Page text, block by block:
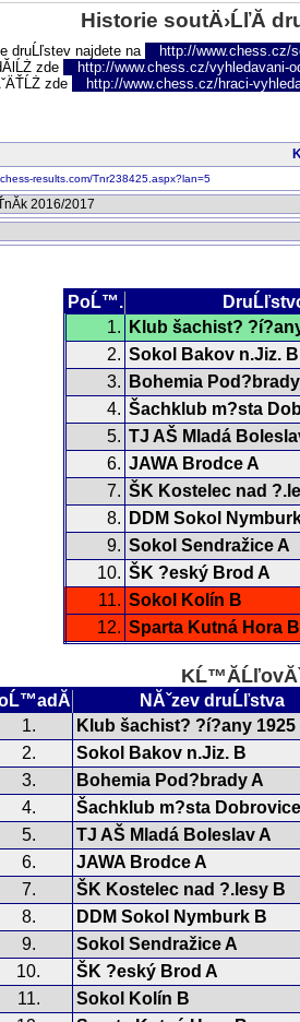
Historie soutÄ›ĹľĂ­
druĹľstev najdete na http://www.chess.cz/
zde
http://www.chess.cz/vyhledavani-
zde
http://www.chess.cz/hraci-
results.com/Tnr238425.aspx?lan=5
PoĹ™.
1.
Klub šachist?
2. Sokol Bakov n.Jiz. B
3.
Bohemia
4. Šachklub m?sta
5. TJ AŠ Mladá
6. JAWA Brodce A
7. ŠK Kostelec nad
8.
DDM Sokol
9. Sokol Sendražice A
10. ŠK ?eský Brod A
11. Sokol Kolín B
12. Sparta Kutná Hora B
NĂˇzev druĹľstva
1.
Klub šachist? ?í?any 1925
2.
Sokol Bakov n.Jiz. B
3.
Bohemia Pod?brady A
4.
Šachklub m?sta
5.
TJ AŠ Mladá Boleslav A
6.
JAWA Brodce A
7.
ŠK Kostelec nad ?.lesy B
8.
DDM Sokol Nymburk B
9.
Sokol Sendražice A
10.
ŠK ?eský Brod A
11.
Sokol Kolín B